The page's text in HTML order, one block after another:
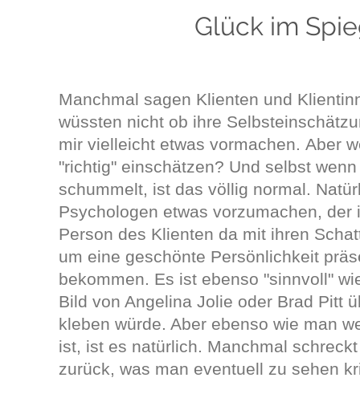
Glück im
Manchmal sagen Klienten und
wüssten nicht ob ihre
mir vielleicht etwas vormachen. Aber
"richtig" einschätzen? Und selbst
schummelt, ist das völlig normal.
Psychologen etwas vorzumachen, der
Person des Klienten da mit ihren
um eine geschönte Persönlichkeit
bekommen. Es ist ebenso "sinnvoll"
Bild von Angelina Jolie oder Brad Pitt
kleben würde. Aber ebenso wie man
ist, ist es natürlich. Manchmal
zurück, was man eventuell zu sehen